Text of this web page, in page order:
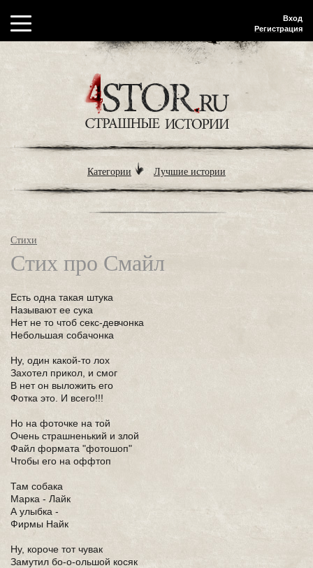
Вход
Регистрация
Категории Лучшие истории
Стихи
Стих про Смайл
Есть одна такая штука
Называют ее сука
Нет не то чтоб секс-девчонка
Небольшая собачонка
Ну, один какой-то лох
Захотел прикол, и смог
В нет он выложить его
Фотка это. И всего!!!
Но на фоточке на той
Очень страшненький и злой
Файл формата "фотошоп"
Чтобы его на оффтоп
Там собака
Марка - Лайк
А улыбка -
Фирмы Найк
Ну, короче тот чувак
Замутил бо-о-ольшой косяк